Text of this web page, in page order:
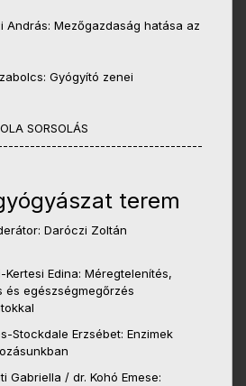
András: Mezőgazdaság hatása az
Gyógyító zenei
SORSOLÁS
terem
Daróczi Zoltán
Kertesi Edina: Méregtelenítés,
és egészségmegőrzés
Stockdale Erzsébet: Enzimek
Gabriella / dr. Kohó Emese: